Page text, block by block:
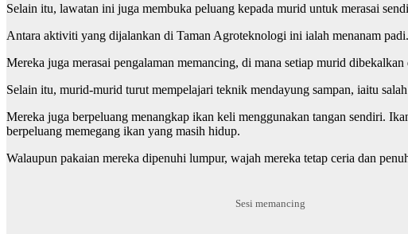
Selain itu, lawatan ini juga membuka peluang kepada murid untuk merasai
Antara aktiviti yang dijalankan di Taman Agroteknologi ini ialah menanam
Mereka juga merasai pengalaman memancing, di mana setiap murid
Selain itu, murid-murid turut mempelajari teknik mendayung sampan, iaitu
Mereka juga berpeluang menangkap ikan keli menggunakan tangan sendiri.
berpeluang memegang ikan yang masih hidup.
Walaupun pakaian mereka dipenuhi lumpur, wajah mereka tetap ceria dan
Sesi memancing